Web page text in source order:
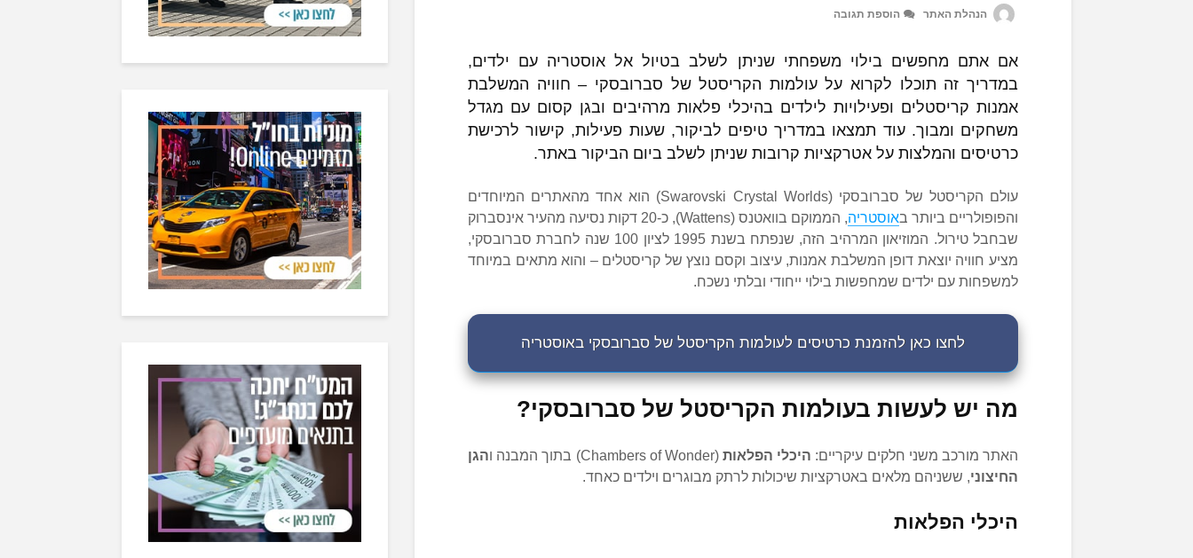
הנהלת האתר הוספת תגובה
אם אתם מחפשים בילוי משפחתי שניתן לשלב בטיול אל אוסטריה עם ילדים,
במדריך זה תוכלו לקרוא על עולמות הקריסטל של סברובסקי – חוויה המשלבת
אמנות קריסטלים ופעילויות לילדים בהיכלי פלאות מרהיבים ובגן קסום עם מגדל
משחקים ומבוך. עוד תמצאו במדריך טיפים לביקור, שעות פעילות, קישור לרכישת
כרטיסים והמלצות על אטרקציות קרובות שניתן לשלב ביום הביקור באתר.
עולם הקריסטל של סברובסקי (Swarovski Crystal Worlds) הוא אחד מהאתרים המיוחדים
והפופולריים ביותר באוסטריה
, הממוקם בוואטנס (Wattens), כ-20 דקות נסיעה מהעיר אינסברוק
שבחבל טירול. המוזיאון המרהיב הזה, שנפתח בשנת 1995 לציון 100 שנה לחברת סברובסקי,
מציע חוויה יוצאת דופן המשלבת אמנות, עיצוב וקסם נוצץ של קריסטלים – והוא מתאים במיוחד
למשפחות עם ילדים שמחפשות בילוי ייחודי ובלתי נשכח.
לחצו כאן להזמנת כרטיסים לעולמות הקריסטל של סברובסקי באוסטריה
מה יש לעשות בעולמות הקריסטל של סברובסקי?
האתר מורכב משני חלקים עיקריים: היכלי הפלאות(Chambers of Wonder) בתוך המבנה ו
הגן
החיצוני, ששניהם מלאים באטרקציות שיכולות לרתק מבוגרים וילדים כאחד.
היכלי הפלאות